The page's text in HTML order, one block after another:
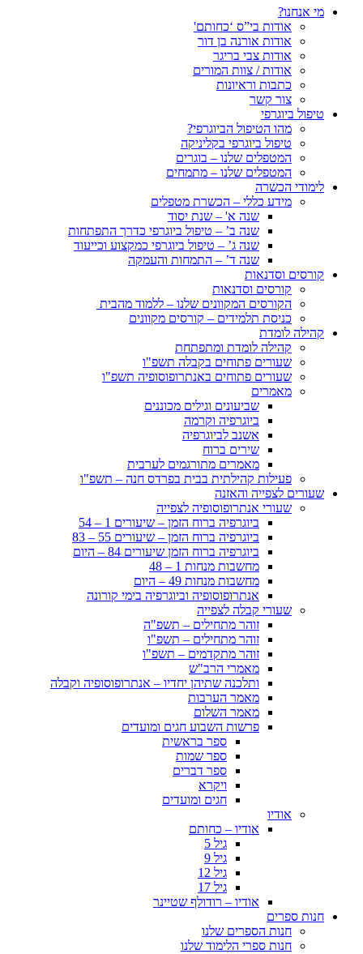
מי אנחנו?
אודות בי”ס ‘כחותם'
אודות אורנה בן דור
אודות צבי בריגר
אודות / צוות המורים
כתבות וראיונות
צור קשר
טיפול ביוגרפי
מהו הטיפול הביוגרפי?
טיפול ביוגרפי בקליניקה
המטפלים שלנו – בוגרים
המטפלים שלנו – מתמחים
לימודי הכשרה
מידע כללי – הכשרת מטפלים
שנה א' – שנת יסוד
שנה ב’ – טיפול ביוגרפי כדרך התפתחות
שנה ג’ – טיפול ביוגרפי כמקצוע וכייעוד
שנה ד’ – התמחות והעמקה
קורסים וסדנאות
קורסים וסדנאות
הקורסים המקוונים שלנו – ללמוד מהבית
כניסת תלמידים – קורסים מקוונים
קהילה לומדת
קהילה לומדת ומתפתחת
שעורים פתוחים בקבלה תשפ"ו
שעורים פתוחים באנתרופוסופיה תשפ"ו
מאמרים
שביעונים וגילים מכוננים
ביוגרפיה וקרמה
אשנב לביוגרפיה
שירים ברוח
מאמרים מתורגמים לערבית
פעילות קהילתית בבית בפרדס חנה – תשפ"ו
שעורים לצפייה והאזנה
שעורי אנתרופוסופיה לצפייה
ביוגרפיה ברוח הזמן – שיעורים 1 – 54
ביוגרפיה ברוח הזמן – שיעורים 55 – 83
ביוגרפיה ברוח הזמן שיעורים 84 – היום
מחשבות מנחות 1 – 48
מחשבות מנחות 49 – היום
אנתרופוסופיה וביוגרפיה בימי קורונה
שעורי קבלה לצפייה
זוהר מתחילים – תשפ"ה
זוהר מתחילים – תשפ"ו
זוהר מתקדמים – תשפ"ו
מאמרי הרב"ש
ותלכנה שתיהן יחדיו – אנתרופוסופיה וקבלה
מאמר הערבות
מאמר השלום
פרשות השבוע חגים ומועדים
ספר בראשית
ספר שמות
ספר דברים
ויקרא
חגים ומועדים
אודיו
אודיו – כחותם
גיל 5
גיל 9
גיל 12
גיל 17
אודיו – רודולף שטיינר
חנות ספרים
חנות הספרים שלנו
חנות ספרי הלימוד שלנו